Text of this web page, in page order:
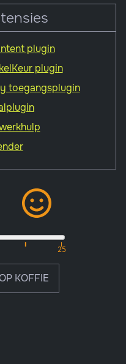
plugin
plugin
toegangsplugin
KOFFIE